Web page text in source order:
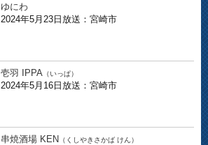
ゆにわ
2024年5月23日放送：宮崎市
壱羽 IPPA （いっぱ）
2024年5月16日放送：宮崎市
串焼酒場 KEN （くしやきさかば けん）